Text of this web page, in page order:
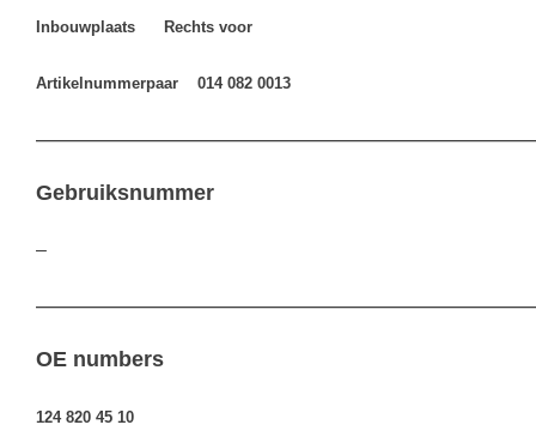
Inbouwplaats Rechts voor
Artikelnummerpaar 014 082 0013
Gebruiksnummer
–
OE numbers
124 820 45 10